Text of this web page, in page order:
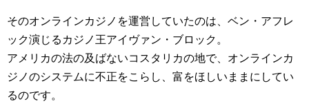
そのオンラインカジノを運営していたのは、ベン・アフレ
ック演じるカジノ王アイヴァン・ブロック。
アメリカの法の及ばないコスタリカの地で、オンラインカ
ジノのシステムに不正をこらし、富をほしいままにしてい
るのです。